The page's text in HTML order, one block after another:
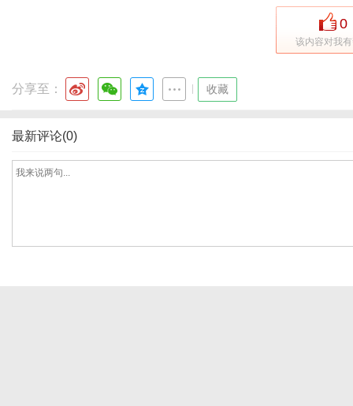
0
该内容对我
分享至： 收藏
最新评论(0)